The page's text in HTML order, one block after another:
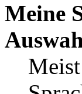
Meine